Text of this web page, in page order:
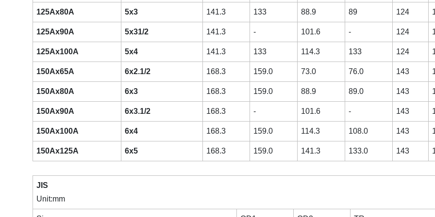
125Ax80A 5x3 141.3 133 88.9 89 124
125Ax90A 5x31/2 141.3 - 101.6 - 124
125Ax100A 5x4 141.3 133 114.3 133 124
150Ax65A 6x2.1/2 168.3 159.0 73.0 76.0 143
150Ax80A 6x3 168.3 159.0 88.9 89.0 143
150Ax90A 6x3.1/2 168.3 - 101.6 - 143
150Ax100A 6x4 168.3 159.0 114.3 108.0 143
150Ax125A 6x5 168.3 159.0 141.3 133.0 143
JIS
Unit:mm